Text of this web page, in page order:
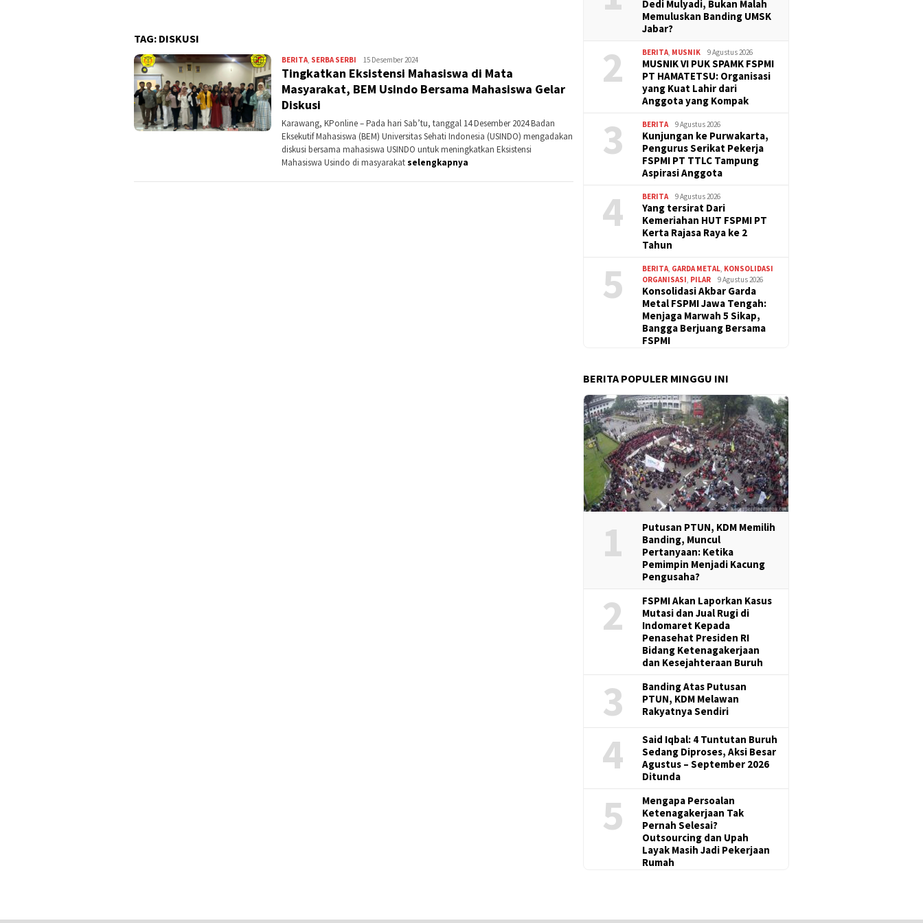
TAG: DISKUSI
BERITA, SERBA SERBI Kontributor
Karawang
15 Desember 2024
Tingkatkan Eksistensi Mahasiswa di Mata
Masyarakat, BEM Usindo Bersama Mahasiswa Gelar
Diskusi
Karawang, KPonline – Pada hari Sab’tu, tanggal 14 Desember 2024 Badan
Eksekutif Mahasiswa (BEM) Universitas Sehati Indonesia (USINDO) mengadakan
diskusi bersama mahasiswa USINDO untuk meningkatkan Eksistensi
Mahasiswa Usindo di masyarakatselengkapnya
Dedi Mulyadi, Bukan Malah
Memuluskan Banding UMSK
Jabar?
2 BERITA MUSNIK 9 Agustus 2026
MUSNIK VI PUK SPAMK FSPMI
PT HAMATETSU: Organisasi
yang Kuat Lahir dari
Anggota yang Kompak
3 BERITA 9 Agustus 2026
Kunjungan ke Purwakarta,
Pengurus Serikat Pekerja
FSPMI PT TTLC Tampung
Aspirasi Anggota
4 BERITA 9 Agustus 2026
Yang tersirat Dari
Kemeriahan HUT FSPMI PT
Kerta Rajasa Raya ke 2
Tahun
5 BERITA GARDA METAL KONSOLIDASI
ORGANISASI PILAR 9 Agustus 2026
Konsolidasi Akbar Garda
Metal FSPMI Jawa Tengah:
Menjaga Marwah 5 Sikap,
Bangga Berjuang Bersama
FSPMI
BERITA POPULER MINGGU INI
1
Putusan PTUN, KDM Memilih
Banding, Muncul
Pertanyaan: Ketika
Pemimpin Menjadi Kacung
Pengusaha?
2
FSPMI Akan Laporkan Kasus
Mutasi dan Jual Rugi di
Indomaret Kepada
Penasehat Presiden RI
Bidang Ketenagakerjaan
dan Kesejahteraan Buruh
3
Banding Atas Putusan
PTUN, KDM Melawan
Rakyatnya Sendiri
4
Said Iqbal: 4 Tuntutan Buruh
Sedang Diproses, Aksi Besar
Agustus – September 2026
Ditunda
5
Mengapa Persoalan
Ketenagakerjaan Tak
Pernah Selesai?
Outsourcing dan Upah
Layak Masih Jadi Pekerjaan
Rumah